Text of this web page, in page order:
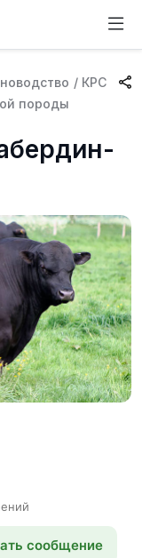
/ КРС
породы
сообщение